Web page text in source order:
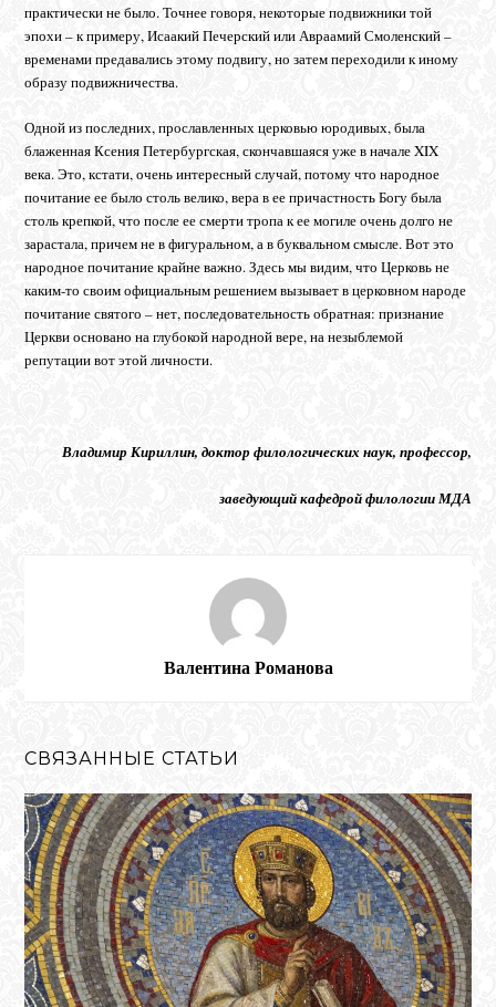
практически не было. Точнее говоря, некоторые подвижники той
эпохи – к примеру, Исаакий Печерский или Авраамий Смоленский –
временами предавались этому подвигу, но затем переходили к иному
образу подвижничества.
Одной из последних, прославленных церковью юродивых, была
блаженная Ксения Петербургская, скончавшаяся уже в начале XIX
века. Это, кстати, очень интересный случай, потому что народное
почитание ее было столь велико, вера в ее причастность Богу была
столь крепкой, что после ее смерти тропа к ее могиле очень долго не
зарастала, причем не в фигуральном, а в буквальном смысле. Вот это
народное почитание крайне важно. Здесь мы видим, что Церковь не
каким-то своим официальным решением вызывает в церковном народе
почитание святого – нет, последовательность обратная: признание
Церкви основано на глубокой народной вере, на незыблемой
репутации вот этой личности.
Владимир Кириллин, доктор филологических наук, профессор,
заведующий кафедрой филологии МДА
Валентина Романова
СВЯЗАННЫЕ СТАТЬИ